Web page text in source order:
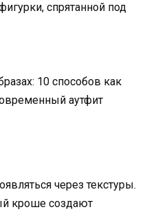
спрятанной под
через текстуры.
кроше создают